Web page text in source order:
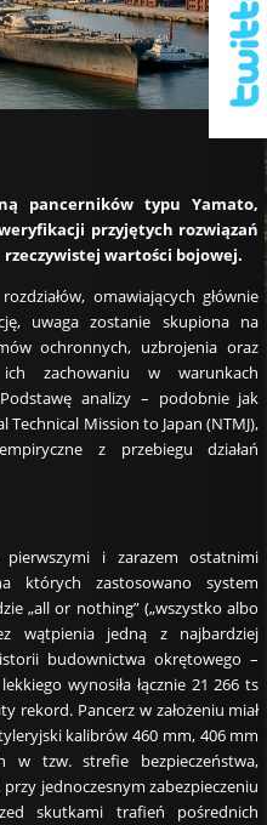
pancerników typu Yamato,
przyjętych rozwiązań
wartości bojowej.
omawiających głównie
uwaga zostanie skupiona na
ochronnych, uzbrojenia oraz
zachowaniu w warunkach
analizy – podobnie jak
Mission to Japan (NTMJ),
z przebiegu działań
i zarazem ostatnimi
których zastosowano system
„all or nothing” („wszystko albo
wątpienia jedną z najbardziej
budownictwa okrętowego –
wynosiła łącznie 21 266 ts
rekord. Pancerz w założeniu miał
kalibrów 460 mm, 406 mm
tzw. strefie bezpieczeństwa,
przy jednoczesnym zabezpieczeniu
skutkami trafień pośrednich